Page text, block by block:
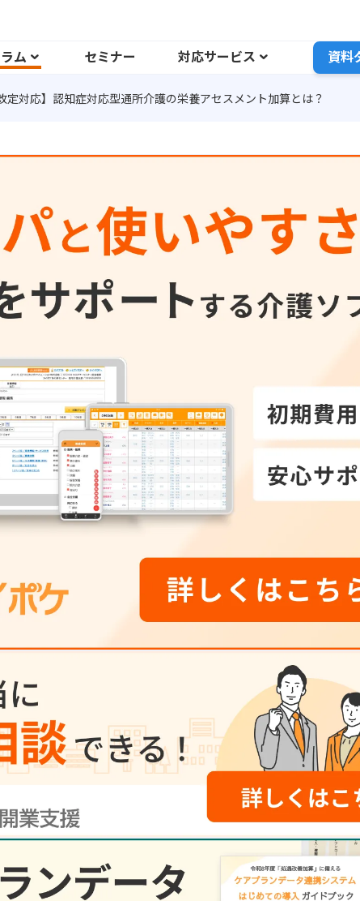
ム セミナー 対応サービス 資料
定対応】認知症対応型通所介護の栄養アセスメント加算とは？